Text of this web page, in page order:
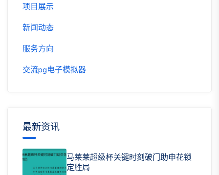
项目展示
新闻动态
服务方向
交流pg电子模拟器
最新资讯
马莱莱超级杯关键时刻破门助申花锁
定胜局